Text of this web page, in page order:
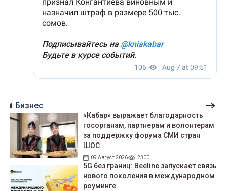
Бизнес
«Кабар» выражает благодарность
госорганам, партнерам и волонтерам
за поддержку форума СМИ стран
ШОС
09 Август 2026 2300
5G без границ: Beeline запускает связь
нового поколения в международном
роуминге